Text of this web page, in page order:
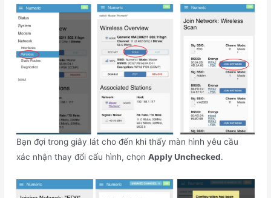
Bạn đợi trong giây lát cho đến khi thấy màn hình yêu cầu
xác nhận thay đổi cấu hình, chọnApply Unchecked.